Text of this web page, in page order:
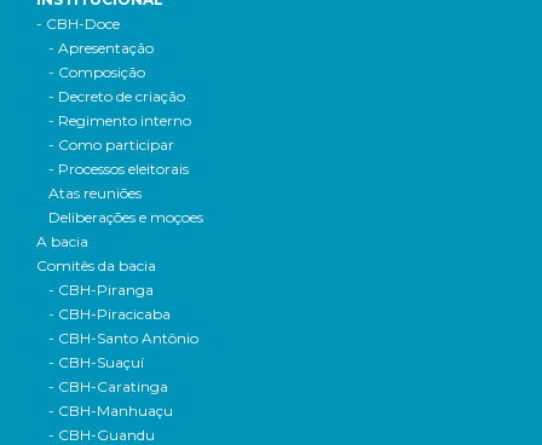
- CBH-Doce
- Apresentação
- Composição
- Decreto de criação
- Regimento interno
- Como participar
- Processos eleitorais
Atas reuniões
Deliberações e moçoes
A bacia
Comitês da bacia
- CBH-Piranga
- CBH-Piracicaba
- CBH-Santo Antônio
- CBH-Suaçuí
- CBH-Caratinga
- CBH-Manhuaçu
- CBH-Guandu